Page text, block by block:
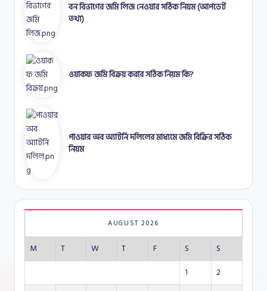
বন বিভাগের জমি লিজ নেওয়ার সঠিক নিয়ম (আপডেট
তথ্য)
ওয়াকফ জমি বিক্রয় করার সঠিক নিয়ম কি?
পাওয়ার অব অ্যাটর্নি দলিলের মাধ্যমে জমি বিক্রির সঠিক
নিয়ম
AUGUST 2026
M T W T F S
S
1
2